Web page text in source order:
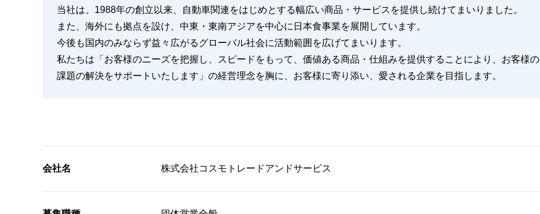
当社は、1988年の創立以来、自動車関連をはじめとする幅広い商品・サービスを提供し続けてまいりました。
また、海外にも拠点を設け、中東・東南アジアを中心に日本食事業を展開しています。
今後も国内のみならず益々広がるグローバル社会に活動範囲を広げてまいります。
私たちは「お客様のニーズを把握し、スピードをもって、価値ある商品・仕組みを提供することにより、お客様の
課題の解決をサポートいたします」の経営理念を胸に、お客様に寄り添い、愛される企業を目指します。
会社名 株式会社コスモトレードアンドサービス